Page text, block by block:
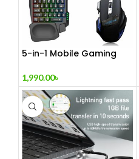
5-in-1 Mobile Gaming
1,990.00৳